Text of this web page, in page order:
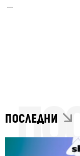
...
ПОСЛЕДНИ